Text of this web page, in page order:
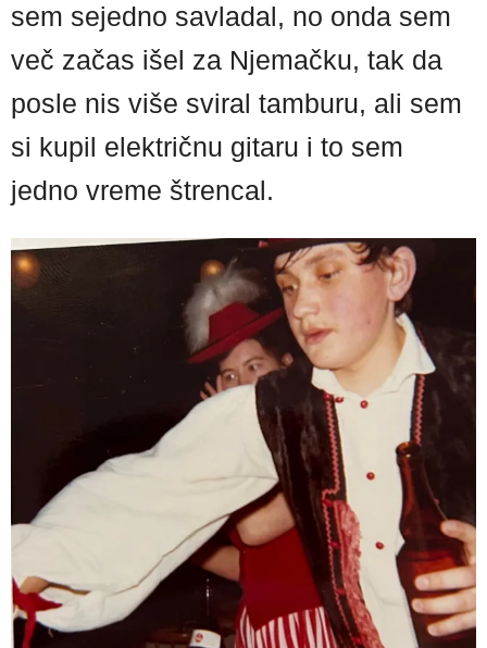
sem sejedno savladal, no onda sem
več začas išel za Njemačku, tak da
posle nis više sviral tamburu, ali sem
si kupil električnu gitaru i to sem
jedno vreme štrencal.